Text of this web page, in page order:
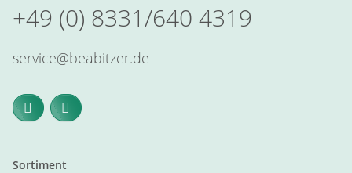
+49 (0) 8331/640 4319
service@beabitzer.de
Sortiment